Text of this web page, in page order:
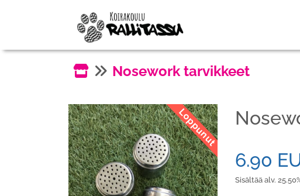
Nosework tarvikkeet
Loppunut
6.90
Sisältää alv.